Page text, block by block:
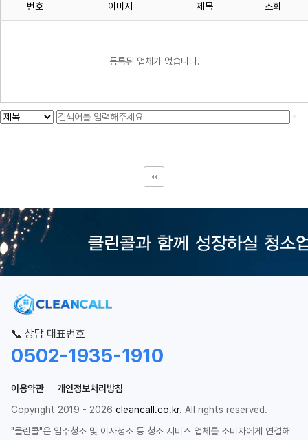
번호 이미지 제목 조회
등록된 업체가 없습니다.
📞 상담 대표번호
0502-1935-1910
이용약관
개인정보처리방침
Copyright 2019 - 2026 cleancall.co.kr. All rights reserved.
"클린콜"은 입주청소 및 이사청소 등 청소 서비스 업체를 소비자에게 연결해